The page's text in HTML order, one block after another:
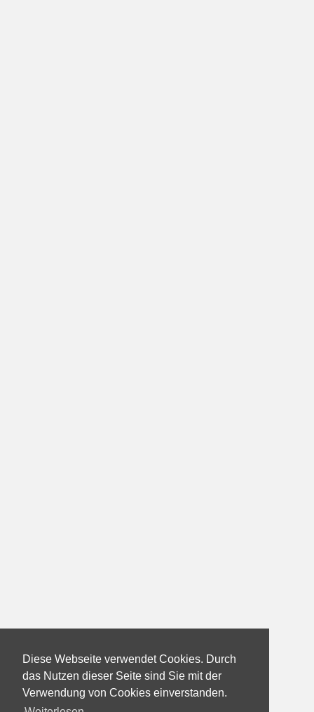
Diese Webseite verwendet Cookies. Durch
das Nutzen dieser Seite sind Sie mit der
Verwendung von Cookies einverstanden.